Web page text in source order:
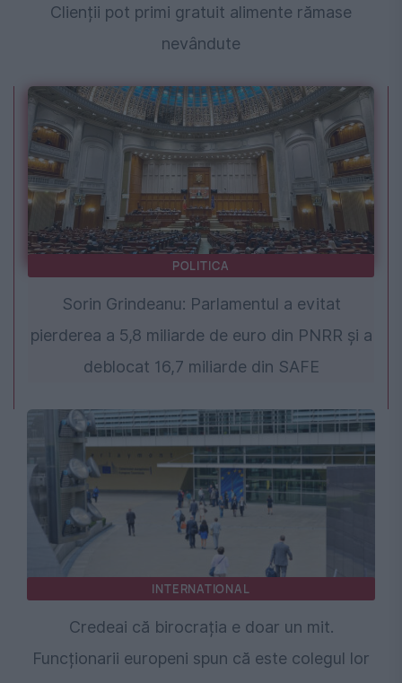
Clienții pot primi gratuit alimente rămase
nevândute
POLITICA
Sorin Grindeanu: Parlamentul a evitat
pierderea a 5,8 miliarde de euro din PNRR și a
deblocat 16,7 miliarde din SAFE
INTERNATIONAL
Credeai că birocrația e doar un mit.
Funcționarii europeni spun că este colegul lor